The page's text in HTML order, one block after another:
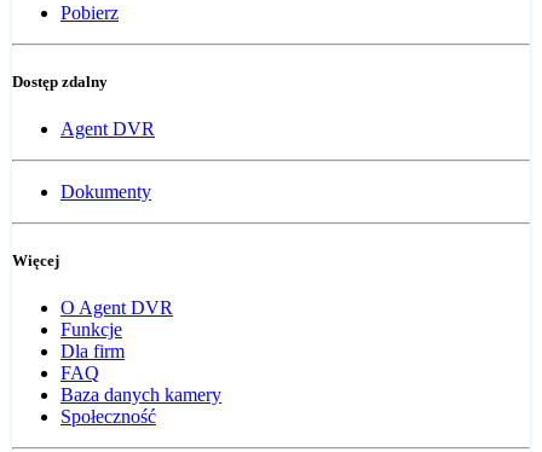
Pobierz
Dostęp zdalny
Agent DVR
Dokumenty
Więcej
O Agent DVR
Funkcje
Dla firm
FAQ
Baza danych kamery
Społeczność